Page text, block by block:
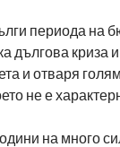
периода на
дългова
и отваря
не е
на много